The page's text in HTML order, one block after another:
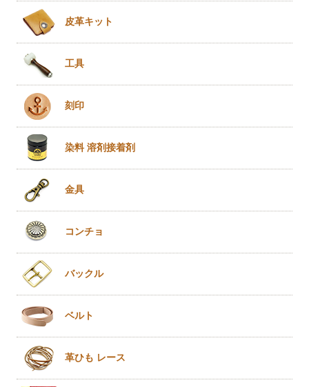
皮革キット
工具
刻印
染料 溶剤接着剤
金具
コンチョ
バックル
ベルト
革ひも レース